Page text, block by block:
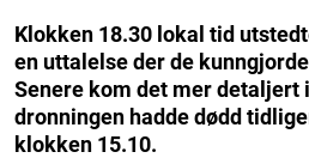
Klokken 18.30 lokal tid
en uttalelse der de
Senere kom det mer detaljert
dronningen hadde dødd
klokken 15.10.